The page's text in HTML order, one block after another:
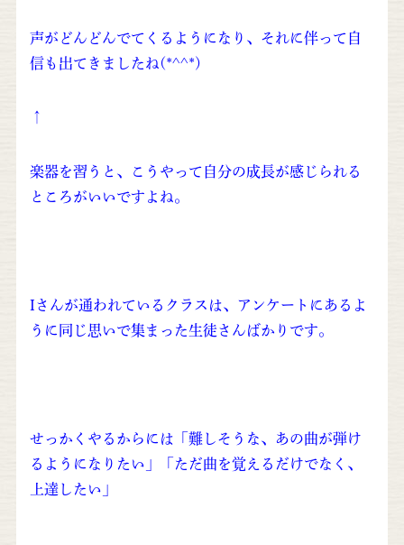
声がどんどんでてくるようになり、それに伴って自
信も出てきましたね(*^^*)
↑
楽器を習うと、こうやって自分の成長が感じられる
ところがいいですよね。
Iさんが通われているクラスは、アンケートにあるよ
うに同じ思いで集まった生徒さんばかりです。
せっかくやるからには「難しそうな、あの曲が弾け
るようになりたい」「ただ曲を覚えるだけでなく、
上達し たい」